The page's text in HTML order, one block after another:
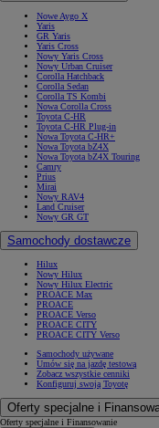
Nowe Aygo X
Yaris
GR Yaris
Yaris Cross
Nowy Yaris Cross
Nowy Urban Cruiser
Corolla Hatchback
Corolla Sedan
Corolla TS Kombi
Nowa Corolla Cross
Toyota C-HR
Toyota C-HR Plug-in
Nowa Toyota C-HR+
Nowa Toyota bZ4X
Nowa Toyota bZ4X Touring
Camry
Prius
Mirai
Nowy RAV4
Land Cruiser
Nowy GR GT
Samochody dostawcze
Hilux
Nowy Hilux
Nowy Hilux Electric
PROACE Max
PROACE
PROACE Verso
PROACE CITY
PROACE CITY Verso
Samochody używane
Umów się na jazdę testową
Zobacz wszystkie cenniki
Konfiguruj swoją Toyotę
Oferty specjalne i
Oferty specjalne i Finansowanie